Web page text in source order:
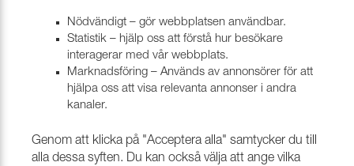
möjlighet att handla i vår webbshop. Fyll i formuläret så
återkommer vi så snart vi kan. Om du inte redan är kund
hos Nevotex ansöker du först om att bli det. Klicka på
rubriken "Kundservice" längst upp eller längst ned på
webben och fyll i formuläret under vänsterrubriken "Jag
Nödvändigt – gör webbplatsen användbar.
Statistik – hjälp oss att förstå hur besökare
interagerar med vår webbplats.
Marknadsföring – Används av annonsörer för att
hjälpa oss att visa relevanta annonser i andra
kanaler.
Genom att klicka på "Acceptera alla" samtycker du till
alla dessa syften. Du kan också välja att ange vilka